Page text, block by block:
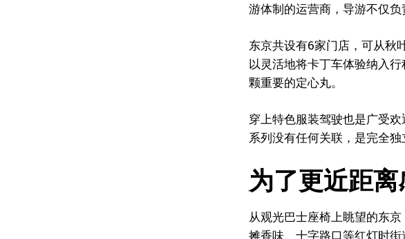
游体制的运营商，导游不仅
东京共设有6家门店，可从秋
以灵活地将卡丁车体验纳入
颗重要的定心丸。
穿上特色服装驾驶也是广受
系列没有任何关联，是完全
为了更近距
从观光巴士座椅上眺望的东
摊香味、十字路口等红灯时